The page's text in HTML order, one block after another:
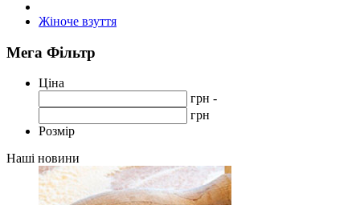
Жіноче взуття
Мега Фільтр
Ціна
грн -
грн
Розмір
Наші новини